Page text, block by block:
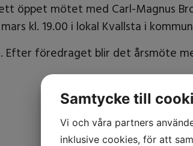
öppet mötet med Carl-Magnus
kl. 19.00 i lokal Kvallsta i
Efter föredraget blir det årsmöte
Samtycke till
Vi och våra partners
inklusive cookies, för att